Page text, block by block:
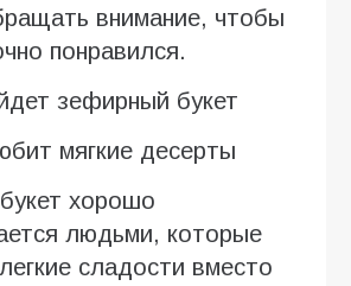
внимание, чтобы
понравился.
зефирный букет
мягкие десерты
хорошо
людьми, которые
сладости вместо